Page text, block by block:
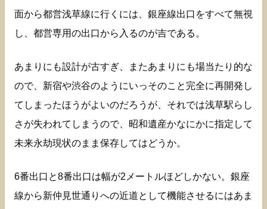
面から都営浅草線に行くには、銀座線出口をすべて無視
し、都営専用の出口から入るのが吉である。
あまりにも設計が古すぎ、またあまりにも場当たり的な
ので、新宿や渋谷のようにいっそのこと完全に再開発し
てしまったほうがよいのだろうが、それでは浅草駅らし
さが失われてしまうので、昭和遺産かなにかに指定して
未来永劫現状のまま保存してはどうか。
6番出口と8番出口は幅が2メートルほどしかない。銀座
線から新仲見世通りへの近道として機能させるにはあま